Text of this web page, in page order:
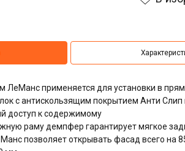
применяется для установки в
с антискользящим покрытием Анти
доступ к содержимому
раму демпфер гарантирует мягкое
позволяет открывать фасад всего на